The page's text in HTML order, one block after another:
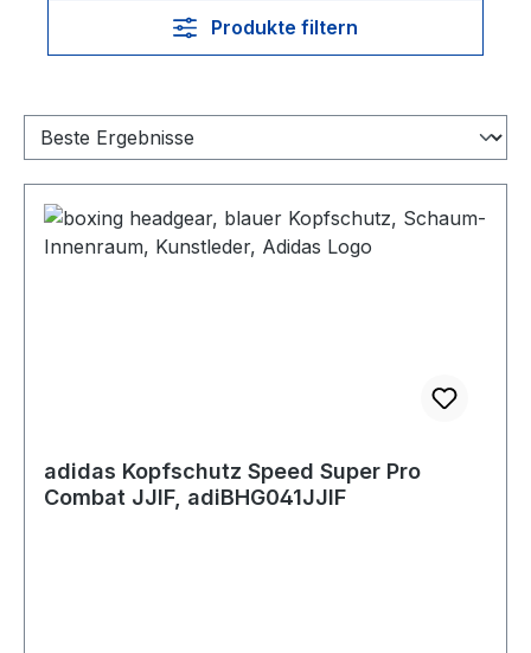
Produkte filtern
adidas Kopfschutz Speed Super Pro
Combat JJIF, adiBHG041JJIF